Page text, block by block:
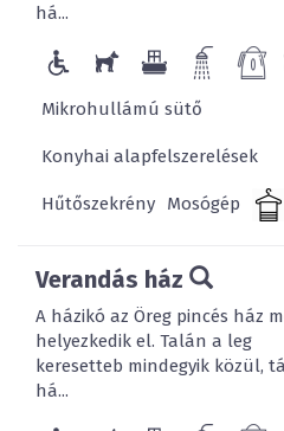
há...
Mikrohullámú sütő
Konyhai alapfelszerelések
Hűtőszekrény Mosógép
Verandás ház
A házikó az Öreg pincés ház
helyezkedik el. Talán a leg
keresetteb mindegyik közül,
há...